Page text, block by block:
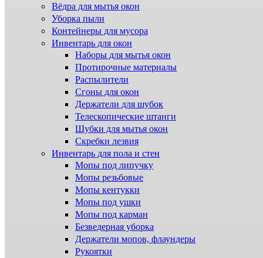
Вёдра для мытья окон
Уборка пыли
Контейнеры для мусора
Инвентарь для окон
Наборы для мытья окон
Протирочные материалы
Распылители
Сгоны для окон
Держатели для шубок
Телескопические штанги
Шубки для мытья окон
Скребки лезвия
Инвентарь для пола и стен
Мопы под липучку
Мопы резьбовые
Мопы кентукки
Мопы под ушки
Мопы под карман
Безведерная уборка
Держатели мопов, флаундеры
Рукоятки